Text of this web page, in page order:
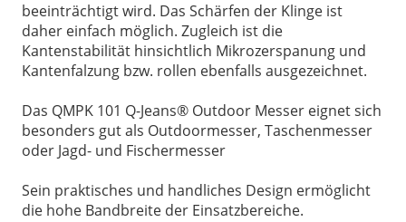
beeinträchtigt wird. Das Schärfen der Klinge ist
daher einfach möglich. Zugleich ist die
Kantenstabilität hinsichtlich Mikrozerspanung und
Kantenfalzung bzw. rollen ebenfalls ausgezeichnet.
Das QMPK 101 Q-Jeans® Outdoor Messer eignet sich
besonders gut als Outdoormesser, Taschenmesser
oder Jagd- und Fischermesser
Sein praktisches und handliches Design ermöglicht
die hohe Bandbreite der Einsatzbereiche.